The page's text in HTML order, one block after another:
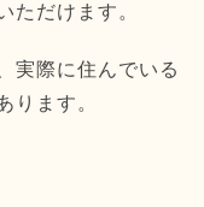
ただけます。
実際に住んでいる
ります。